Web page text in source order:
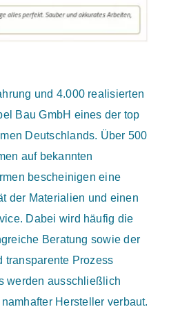
und 4.000 realisierten
Bau GmbH eines der top
Deutschlands. Über 500
auf bekannten
bescheinigen eine
der Materialien und einen
Dabei wird häufig die
Beratung sowie der
transparente Prozess
werden ausschließlich
Hersteller verbaut.